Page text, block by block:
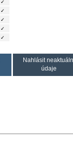
✓
✓
✓
✓
✓
Nahlásit
údaje